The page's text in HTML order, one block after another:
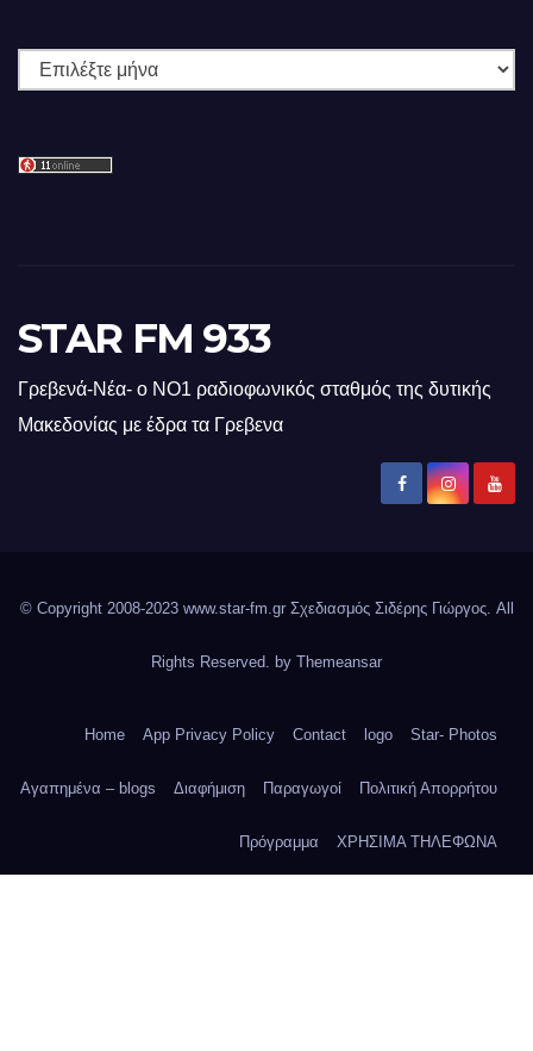
Ιστορικό
STAR FM 933
Γρεβενά-Νέα- ο ΝΟ1 ραδιοφωνικός σταθμός της δυτικής
Μακεδονίας με έδρα τα Γρεβενα
© Copyright 2008-2023 www.star-fm.gr Σχεδιασμός Σιδέρης Γιώργος. All
Rights Reserved. by Themeansar
Home App Privacy Policy Contact logo Star- Photos
Αγαπημένα – blogs Διαφήμιση Παραγωγοί Πολιτική Απορρήτου
Πρόγραμμα ΧΡΗΣΙΜΑ ΤΗΛΕΦΩΝΑ